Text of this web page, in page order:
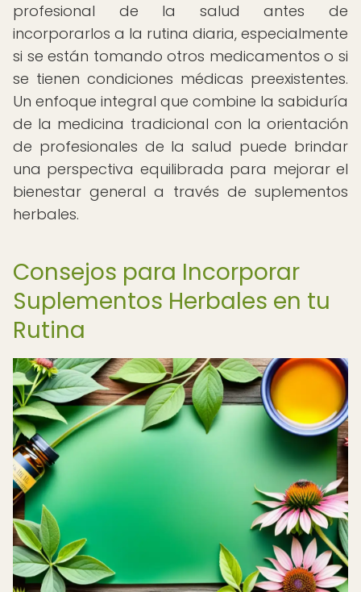
profesional de la salud antes de
incorporarlos a la rutina diaria, especialmente
si se están tomando otros medicamentos o si
se tienen condiciones médicas preexistentes.
Un enfoque integral que combine la sabiduría
de la medicina tradicional con la orientación
de profesionales de la salud puede brindar
una perspectiva equilibrada para mejorar el
bienestar general a través de suplementos
herbales.
Consejos para Incorporar
Suplementos Herbales en tu
Rutina